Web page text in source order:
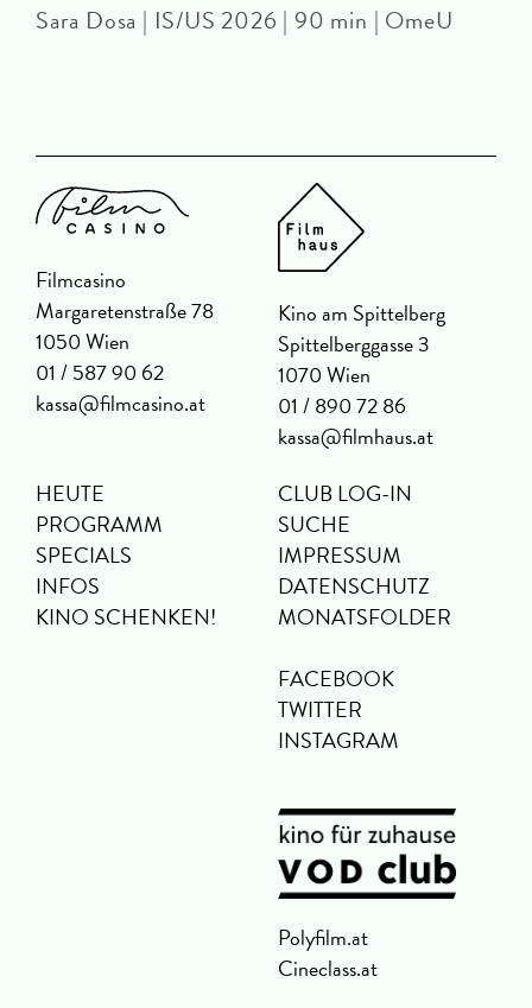
Sara Dosa | IS/US 2026 | 90 min | OmeU
Filmcasino
Margaretenstraße 78
1050 Wien
01 / 587 90 62
kassa@filmcasino.at
Kino am Spittelberg
Spittelberggasse 3
1070 Wien
01 / 890 72 86
kassa@filmhaus.at
HEUTE
PROGRAMM
SPECIALS
INFOS
KINO SCHENKEN!
CLUB LOG-IN
SUCHE
IMPRESSUM
DATENSCHUTZ
MONATSFOLDER
FACEBOOK
TWITTER
INSTAGRAM
Polyfilm.at
Cineclass.at